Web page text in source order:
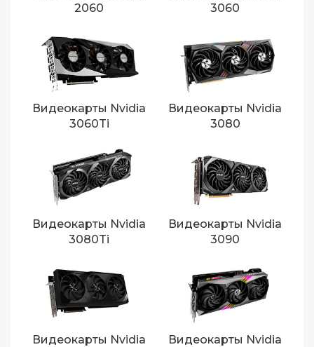
2060
3060
Видеокарты Nvidia
3060Ti
Видеокарты Nvidia
3080
Видеокарты Nvidia
3080Ti
Видеокарты Nvidia
3090
Видеокарты Nvidia
Видеокарты Nvidia